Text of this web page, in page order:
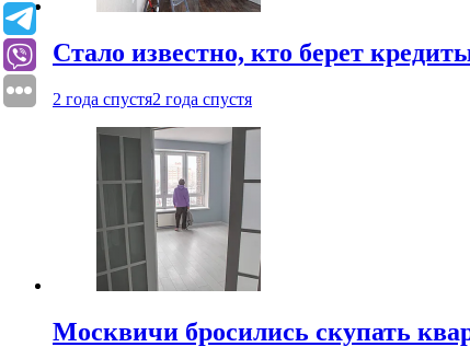
Стало известно, кто берет
2 года спустя2 года спустя
Москвичи бросились скупать